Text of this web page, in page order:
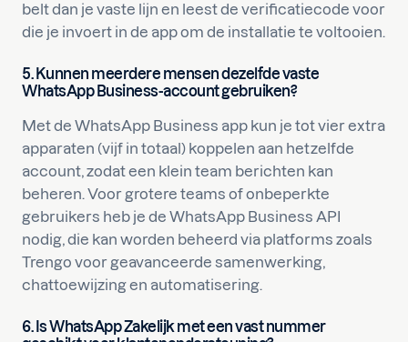
belt dan je vaste lijn en leest de verificatiecode voor
die je invoert in de app om de installatie te voltooien.
5. Kunnen meerdere mensen dezelfde vaste
WhatsApp Business-account gebruiken?
Met de WhatsApp Business app kun je tot vier extra
apparaten (vijf in totaal) koppelen aan hetzelfde
account, zodat een klein team berichten kan
beheren. Voor grotere teams of onbeperkte
gebruikers heb je de WhatsApp Business API
nodig, die kan worden beheerd via platforms zoals
Trengo voor geavanceerde samenwerking,
chattoewijzing en automatisering.
6. Is WhatsApp Zakelijk met een vast nummer